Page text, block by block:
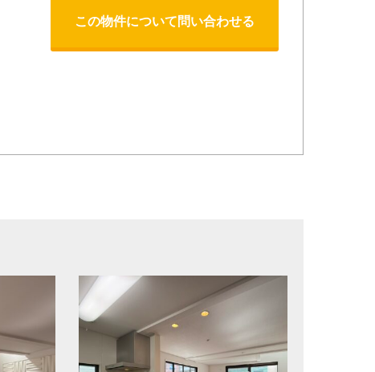
この物件について問い合わせる